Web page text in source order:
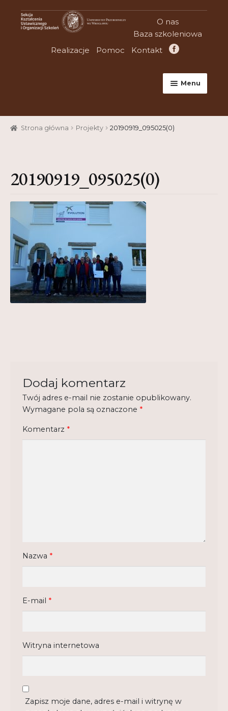
Przejdź
do
Przejdź
do
O nas
Baza szkoleniowa
Realizacje
Pomoc Kontakt
Menu
Strona główna
Cart
Checkout
Konferencje
Kontakt
My Account
Nauka praktyce praktyka nauce
Projekt
Projekty
Realizacje
Strona główna Projekty 20190919_095025(0)
20190919_095025(0)
Dodaj komentarz
Twój adres e-mail nie zostanie opublikowany.
Wymagane pola są oznaczone *
Komentarz *
Nazwa *
E-mail *
Witryna internetowa
Zapisz moje dane, adres e-mail i witrynę w